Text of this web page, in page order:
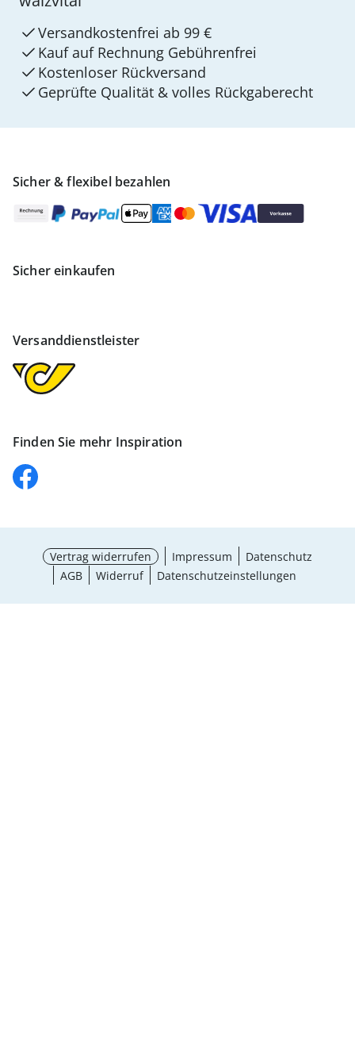
Sicher & flexibel bezahlen
Sicher einkaufen
Versanddienstleister
Finden Sie mehr Inspiration
Versandkostenfrei ab 99 €
Kauf auf Rechnung Gebührenfrei
Kostenloser Rückversand
Geprüfte Qualität & volles Rückgaberecht
Vertrag widerrufen Impressum
Datenschutz
AGB
Widerruf Datenschutzeinstellungen